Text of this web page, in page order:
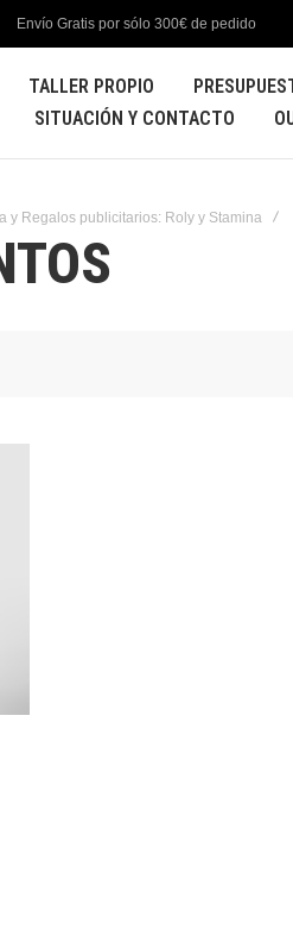
Envío Gratis por sólo 300€ de pedido
TALLER PROPIO
SITUACIÓN Y CONTACTO
y Regalos publicitarios: Roly y Stamina